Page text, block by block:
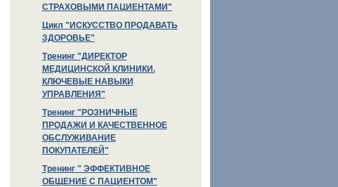
СТРАХОВЫМИ ПАЦИЕНТАМИ"
Цикл "ИСКУССТВО ПРОДАВАТЬ
ЗДОРОВЬЕ"
Тренинг "ДИРЕКТОР
МЕДИЦИНСКОЙ КЛИНИКИ.
КЛЮЧЕВЫЕ НАВЫКИ
УПРАВЛЕНИЯ"
Тренинг "РОЗНИЧНЫЕ
ПРОДАЖИ И КАЧЕСТВЕННОЕ
ОБСЛУЖИВАНИЕ
ПОКУПАТЕЛЕЙ"
Тренинг " ЭФФЕКТИВНОЕ
ОБЩЕНИЕ С ПАЦИЕНТОМ"